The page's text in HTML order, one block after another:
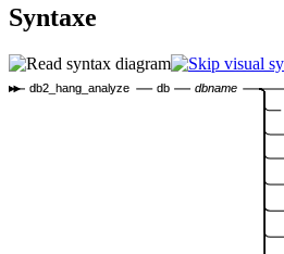
Syntaxe
db2_hang_analyze db
dbname